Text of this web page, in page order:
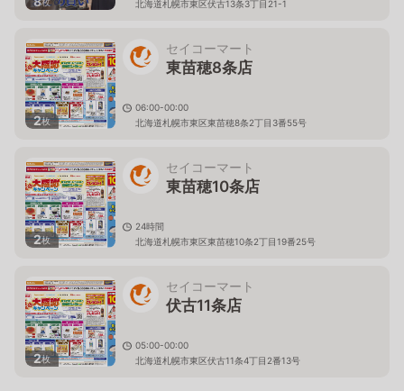
枚
北海道札幌市東区伏古13条3丁目21-1
2枚
セイコーマート
東苗穂8条店
06:00-00:00
北海道札幌市東区東苗穂8条2丁目3番55号
2枚
セイコーマート
東苗穂10条店
24時間
北海道札幌市東区東苗穂10条2丁目19番25号
2枚
セイコーマート
伏古11条店
05:00-00:00
北海道札幌市東区伏古11条4丁目2番13号